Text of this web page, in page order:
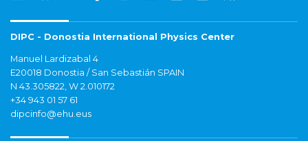
DIPC - Donostia International Physics Center
Manuel Lardizabal 4
E20018 Donostia / San Sebastián SPAIN
N 43.305822, W 2.010172
+34 943 01 57 61
dipcinfo@ehu.eus